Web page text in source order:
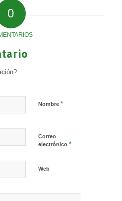
0
Nombre *
Correo
electrónico *
Web